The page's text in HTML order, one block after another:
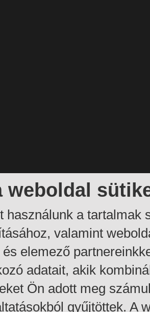
weboldal
használunk a tartalmak
valamint
és elemező
adatait, akik
Ön adott meg
gyűjtöttek. A